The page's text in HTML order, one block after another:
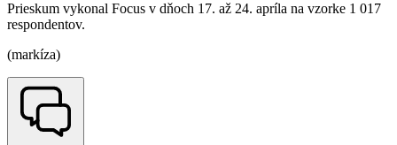
Prieskum vykonal Focus v dňoch 17. až 24. apríla na vzorke 1 017
respondentov.
(markíza)